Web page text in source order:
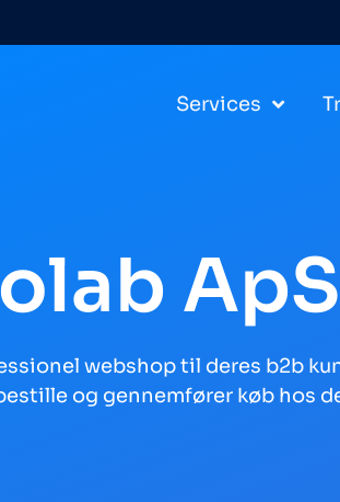
Services
ApS
webshop til deres b2b
og gennemfører køb hos